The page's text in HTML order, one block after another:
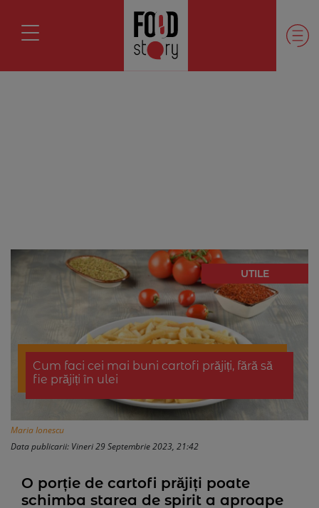
UTILE
Cum faci cei mai buni cartofi prăjiți, fără să
fie prăjiți în ulei
Maria Ionescu
Data publicarii: Vineri 29 Septembrie 2023, 21:42
O porție de cartofi prăjiți poate
schimba starea de spirit a aproape